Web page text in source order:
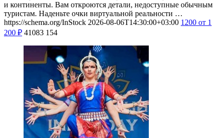
и континенты. Вам откроются детали, недоступные обычным
туристам. Наденьте очки виртуальной реальности …
https://schema.org/InStock 2026-08-06T14:30:00+03:00 1200 от 1
200 ₽ 41083 154